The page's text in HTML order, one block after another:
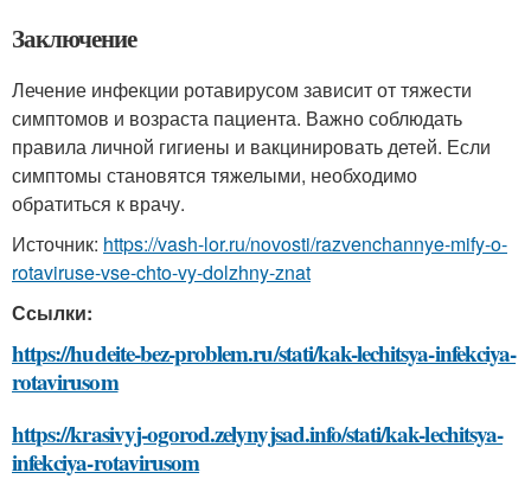
Заключение
Лечение инфекции ротавирусом зависит от тяжести
симптомов и возраста пациента. Важно соблюдать
правила личной гигиены и вакцинировать детей. Если
симптомы становятся тяжелыми, необходимо
обратиться к врачу.
Источник: https://vash-lor.ru/novosti/razvenchannye-mify-o-
rotaviruse-vse-chto-vy-dolzhny-znat
Ссылки:
https://hudeite-bez-problem.ru/stati/kak-lechitsya-infekciya-
rotavirusom
https://krasivyj-ogorod.zelynyjsad.info/stati/kak-lechitsya-
infekciya-rotavirusom